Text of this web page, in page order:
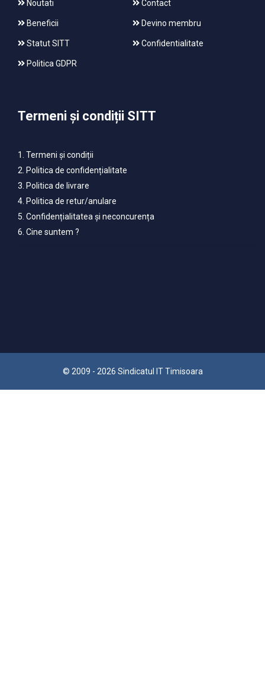
Noutati Contact
Beneficii Devino membru
Statut SITT Confidentialitate
Politica GDPR
Termeni și condiții SITT
1. Termeni și condiții
2. Politica de confidențialitate
3. Politica de livrare
4. Politica de retur/anulare
5. Confidențialitatea și neconcurența
6. Cine suntem ?
© 2009 - 2026 Sindicatul IT Timisoara